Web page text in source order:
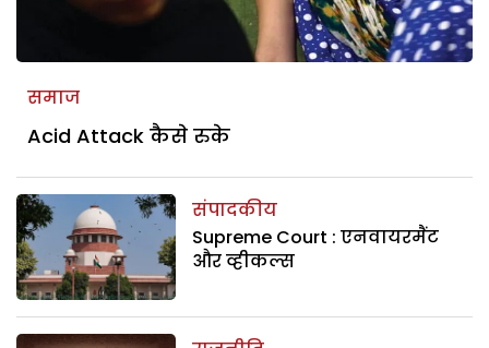
समाज
Acid Attack कैसे रुके
संपादकीय
Supreme Court : एनवायरमैंट
और व्हीकल्स